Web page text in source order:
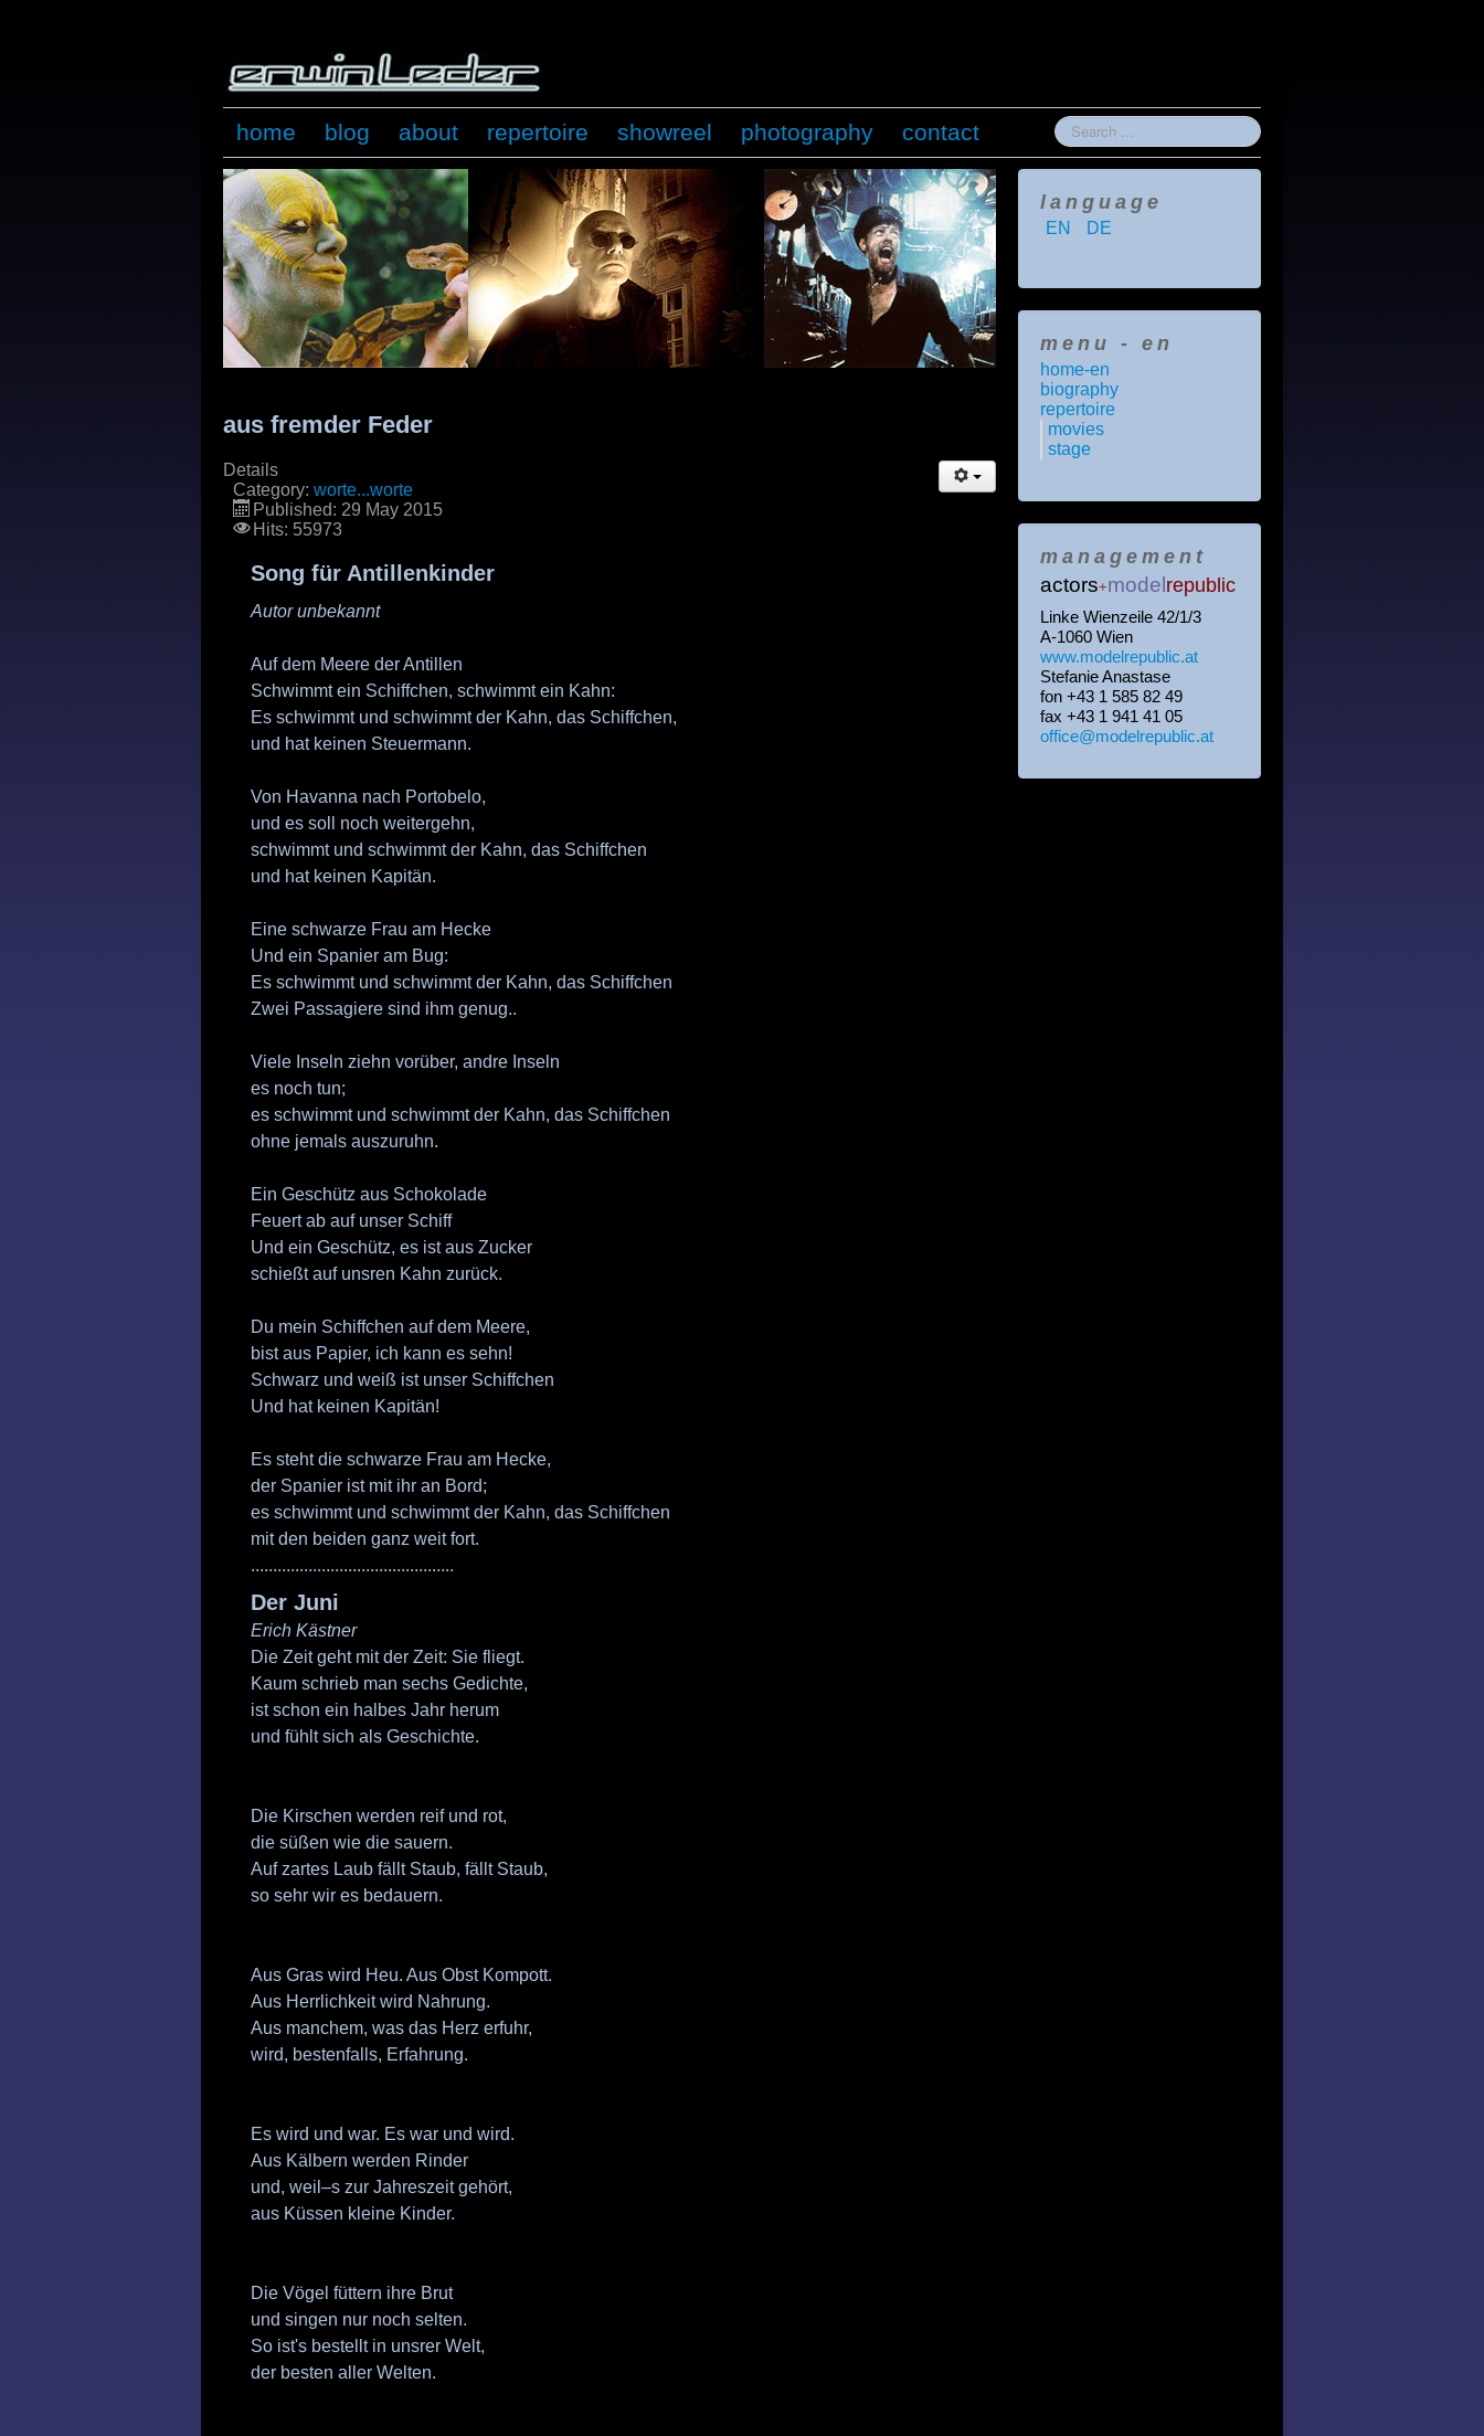
home blog about repertoire showreel photography contact
Search
...
aus fremder Feder
Details
Category: worte...worte
Published: 29 May 2015
Hits: 55973
Song für Antillenkinder
Autor unbekannt
Auf dem Meere der Antillen
Schwimmt ein Schiffchen, schwimmt ein Kahn:
Es schwimmt und schwimmt der Kahn, das Schiffchen,
und hat keinen Steuermann.
Von Havanna nach Portobelo,
und es soll noch weitergehn,
schwimmt und schwimmt der Kahn, das Schiffchen
und hat keinen Kapitän.
Eine schwarze Frau am Hecke
Und ein Spanier am Bug:
Es schwimmt und schwimmt der Kahn, das Schiffchen
Zwei Passagiere sind ihm genug..
Viele Inseln ziehn vorüber, andre Inseln
es noch tun;
es schwimmt und schwimmt der Kahn, das Schiffchen
ohne jemals auszuruhn.
Ein Geschütz aus Schokolade
Feuert ab auf unser Schiff
Und ein Geschütz, es ist aus Zucker
schießt auf unsren Kahn zurück.
Du mein Schiffchen auf dem Meere,
bist aus Papier, ich kann es sehn!
Schwarz und weiß ist unser Schiffchen
Und hat keinen Kapitän!
Es steht die schwarze Frau am Hecke,
der Spanier ist mit ihr an Bord;
es schwimmt und schwimmt der Kahn, das Schiffchen
mit den beiden ganz weit fort.
..............................................
Der Juni
Erich Kästner
Die Zeit geht mit der Zeit: Sie fliegt.
Kaum schrieb man sechs Gedichte,
ist schon ein halbes Jahr herum
und fühlt sich als Geschichte.
Die Kirschen werden reif und rot,
die süßen wie die sauern.
Auf zartes Laub fällt Staub, fällt Staub,
so sehr wir es bedauern.
Aus Gras wird Heu. Aus Obst Kompott.
Aus Herrlichkeit wird Nahrung.
Aus manchem, was das Herz erfuhr,
wird, bestenfalls, Erfahrung.
Es wird und war. Es war und wird.
Aus Kälbern werden Rinder
und, weil–s zur Jahreszeit gehört,
aus Küssen kleine Kinder.
Die Vögel füttern ihre Brut
und singen nur noch selten.
So ist's bestellt in unsrer Welt,
der besten aller Welten.
language
EN DE
menu - en
home-en
biography
repertoire
movies
stage
management
actors+model republic
Linke Wienzeile 42/1/3
A-1060 Wien
www.modelrepublic.at
Stefanie Anastase
fon +43 1 585 82 49
fax +43 1 941 41 05
office@modelrepublic.at